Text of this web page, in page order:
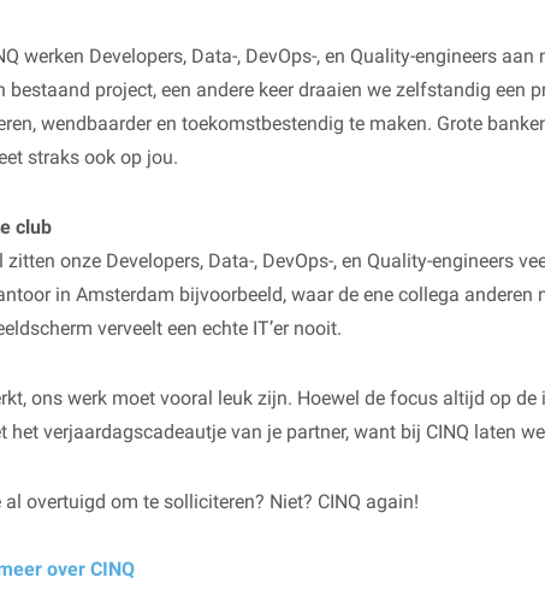
werken Developers, Data-, DevOps-, en Quality-engineers
bestaand project, een andere keer draaien we zelfstandig
wendbaarder en toekomstbestendig te maken. Grote
straks ook op jou.
club
zitten onze Developers, Data-, DevOps-, en Quality-engineers
in Amsterdam bijvoorbeeld, waar de ene collega
verveelt een echte IT’er nooit.
ons werk moet vooral leuk zijn. Hoewel de focus altijd op
het verjaardagscadeautje van je partner, want bij CINQ laten
al overtuigd om te solliciteren? Niet? CINQ again!
over CINQ